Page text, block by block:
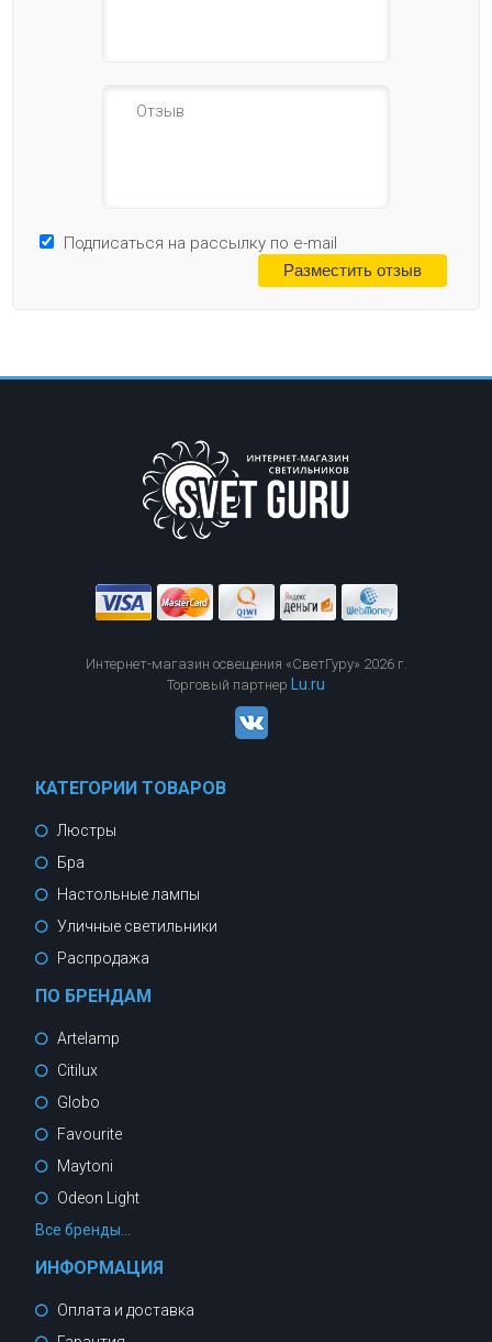
Подписаться на рассылку по e-mail
Интернет-магазин освещения «СветГуру» 2026 г.
Торговый партнер Lu.ru
КАТЕГОРИИ ТОВАРОВ
Люстры
Бра
Настольные лампы
Уличные светильники
Распродажа
ПО БРЕНДАМ
Artelamp
Citilux
Globo
Favourite
Maytoni
Odeon Light
Все бренды...
ИНФОРМАЦИЯ
Оплата и доставка